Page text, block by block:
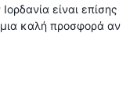
είναι επίσης
μια καλή προσφορά αν